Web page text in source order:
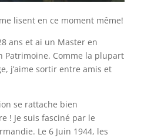
lisent en ce moment même!
ans et ai un Master en
Patrimoine. Comme la plupart
j’aime sortir entre amis et
se rattache bien
! Je suis fasciné par le
Le 6 Juin 1944, les